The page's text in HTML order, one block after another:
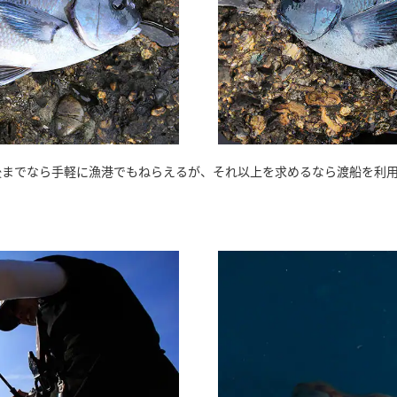
でなら手軽に漁港でもねらえるが、それ以上を求めるなら渡船を利